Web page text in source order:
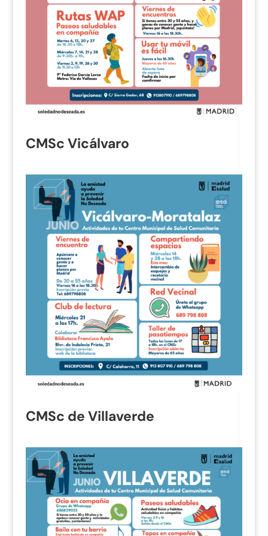
CMSc Vicálvaro
CMSc de Villaverde